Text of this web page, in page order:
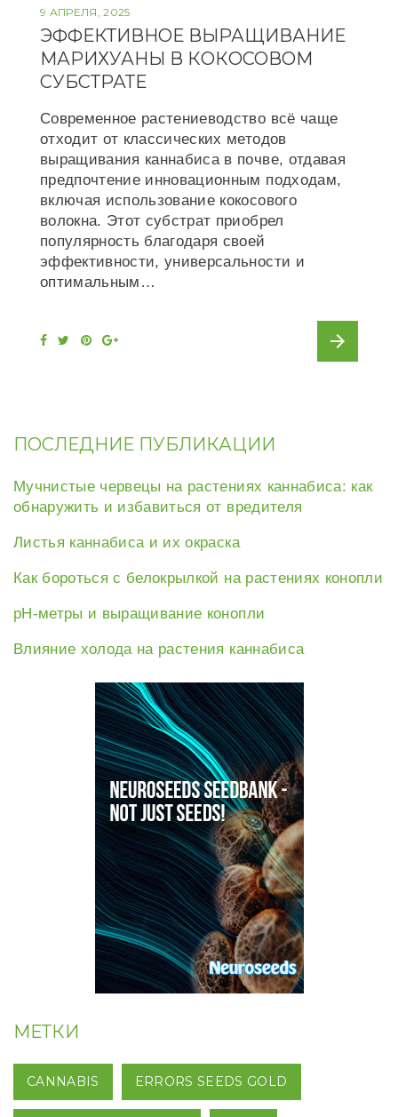
9 АПРЕЛЯ, 2025
ЭФФЕКТИВНОЕ ВЫРАЩИВАНИЕ
МАРИХУАНЫ В КОКОСОВОМ
СУБСТРАТЕ
Современное растениеводство всё чаще
отходит от классических методов
выращивания каннабиса в почве, отдавая
предпочтение инновационным подходам,
включая использование кокосового
волокна. Этот субстрат приобрел
популярность благодаря своей
эффективности, универсальности и
оптимальным…
F
P
t
G
arrow_forward
ПОСЛЕДНИЕ ПУБЛИКАЦИИ
Мучнистые червецы на растениях каннабиса: как
обнаружить и избавиться от вредителя
Листья каннабиса и их окраска
Как бороться с белокрылкой на растениях конопли
рН-метры и выращивание конопли
Влияние холода на растения каннабиса
МЕТКИ
CANNABIS ERRORS SEEDS GOLD